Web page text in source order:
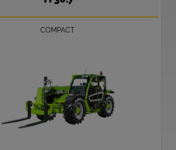
COMPACT